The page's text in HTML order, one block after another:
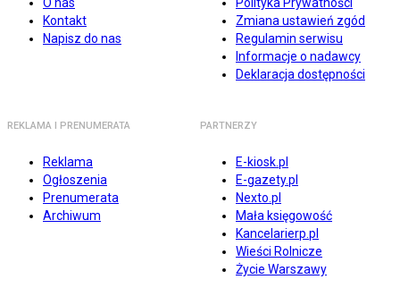
Kontakt
Napisz do nas
Zmiana ustawień zgód
Regulamin serwisu
Informacje o nadawcy
Deklaracja dostępności
REKLAMA I PRENUMERATA
Reklama
Ogłoszenia
Prenumerata
Archiwum
PARTNERZY
E-kiosk.pl
E-gazety.pl
Nexto.pl
Mała księgowość
Kancelarierp.pl
Wieści Rolnicze
Życie Warszawy